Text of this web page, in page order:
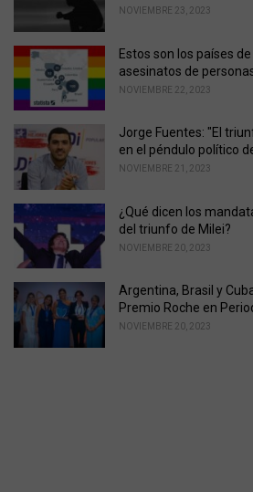
:
NOVIEMBRE 23, 2023
Estos son los países
asesinatos de
NOVIEMBRE 22, 2023
Jorge Fuentes: "El
en el péndulo político
NOVIEMBRE 21, 2023
¿Qué dicen los
del triunfo de Milei?
NOVIEMBRE 20, 2023
Argentina, Brasil y
Premio Roche en
NOVIEMBRE 20, 2023